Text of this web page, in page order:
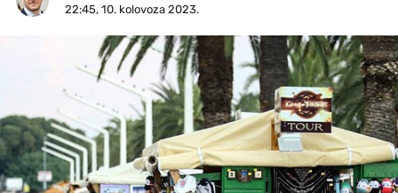
22:45, 10. kolovoza 2023.